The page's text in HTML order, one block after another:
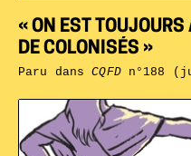
« ON EST
DE COLONISÉS »
Paru dansCQFDn°188